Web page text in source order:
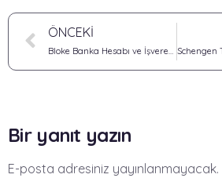
ÖNCEKI
Bir yanıt yazın
E-posta adresiniz yayınlanmayacak.